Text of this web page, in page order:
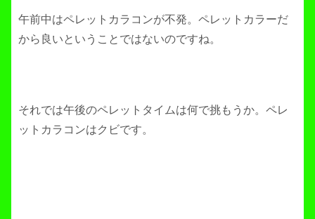
午前中はペレットカラコンが不発。ペレットカラーだ
から良いということではないのですね。
それでは午後のペレットタイムは何で挑もうか。ペレ
ットカラコンはクビです。